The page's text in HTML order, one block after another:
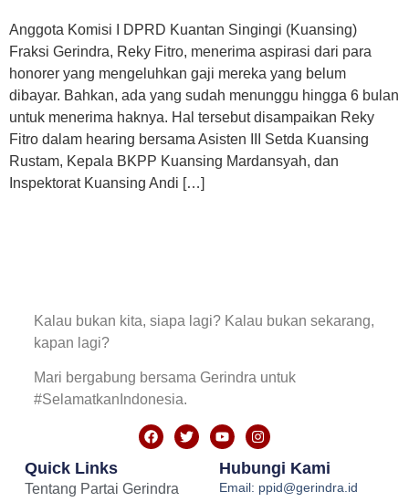
Anggota Komisi I DPRD Kuantan Singingi (Kuansing)
Fraksi Gerindra, Reky Fitro, menerima aspirasi dari para
honorer yang mengeluhkan gaji mereka yang belum
dibayar. Bahkan, ada yang sudah menunggu hingga 6 bulan
untuk menerima haknya. Hal tersebut disampaikan Reky
Fitro dalam hearing bersama Asisten III Setda Kuansing
Rustam, Kepala BKPP Kuansing Mardansyah, dan
Inspektorat Kuansing Andi […]
Kalau bukan kita, siapa lagi? Kalau bukan sekarang,
kapan lagi?
Mari bergabung bersama Gerindra untuk
#SelamatkanIndonesia.
Quick Links
Tentang Partai Gerindra
Hubungi Kami
Email: ppid@gerindra.id